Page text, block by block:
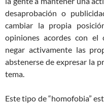
desaprobación o
cambiar la propia
opiniones acordes con el
negar activamente las
abstenerse de expresar la
tema.
Este tipo de “homofobia”